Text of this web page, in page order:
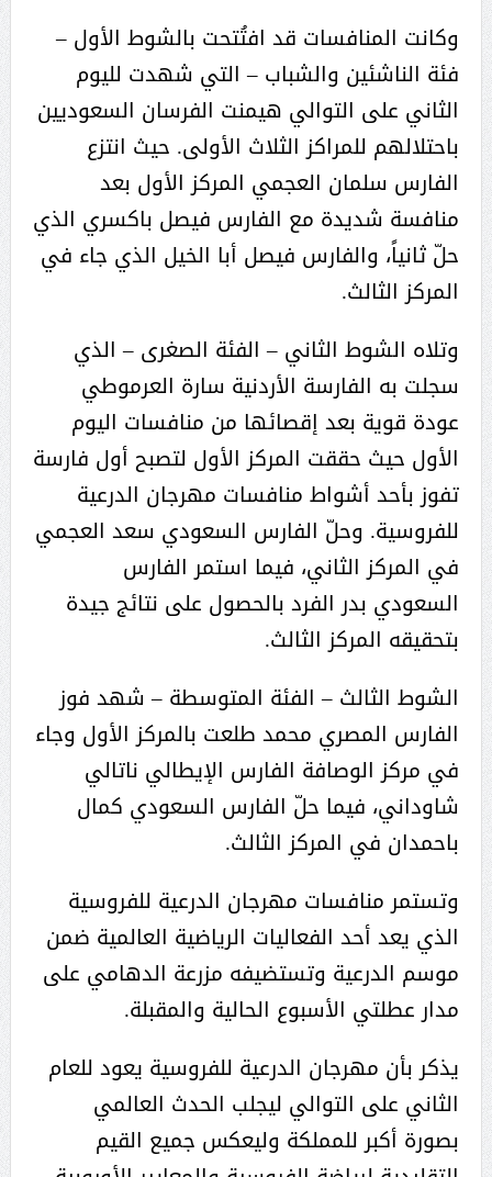
وكانت المنافسات قد افتُتحت بالشوط الأول –
فئة الناشئين والشباب – التي شهدت لليوم
الثاني على التوالي هيمنت الفرسان السعوديين
باحتلالهم للمراكز الثلاث الأولى. حيث انتزع
الفارس سلمان العجمي المركز الأول بعد
منافسة شديدة مع الفارس فيصل باكسري الذي
حلّ ثانياً، والفارس فيصل أبا الخيل الذي جاء في
المركز الثالث.
وتلاه الشوط الثاني – الفئة الصغرى – الذي
سجلت به الفارسة الأردنية سارة العرموطي
عودة قوية بعد إقصائها من منافسات اليوم
الأول حيث حققت المركز الأول لتصبح أول فارسة
تفوز بأحد أشواط منافسات مهرجان الدرعية
للفروسية. وحلّ الفارس السعودي سعد العجمي
في المركز الثاني، فيما استمر الفارس
السعودي بدر الفرد بالحصول على نتائج جيدة
بتحقيقه المركز الثالث.
الشوط الثالث – الفئة المتوسطة – شهد فوز
الفارس المصري محمد طلعت بالمركز الأول وجاء
في مركز الوصافة الفارس الإيطالي ناتالي
شاوداني، فيما حلّ الفارس السعودي كمال
باحمدان في المركز الثالث.
وتستمر منافسات مهرجان الدرعية للفروسية
الذي يعد أحد الفعاليات الرياضية العالمية ضمن
موسم الدرعية وتستضيفه مزرعة الدهامي على
مدار عطلتي الأسبوع الحالية والمقبلة.
يذكر بأن مهرجان الدرعية للفروسية يعود للعام
الثاني على التوالي ليجلب الحدث العالمي
بصورة أكبر للمملكة وليعكس جميع القيم